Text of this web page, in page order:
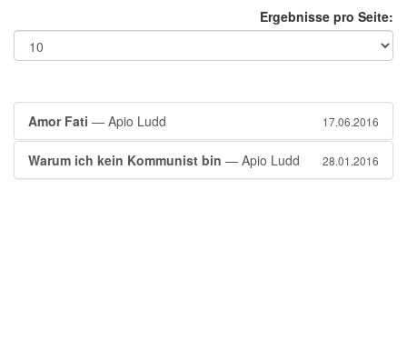
Ergebnisse pro Seite:
Amor Fati — Apio Ludd 17.06.2016
Warum ich kein Kommunist bin — Apio Ludd 28.01.2016